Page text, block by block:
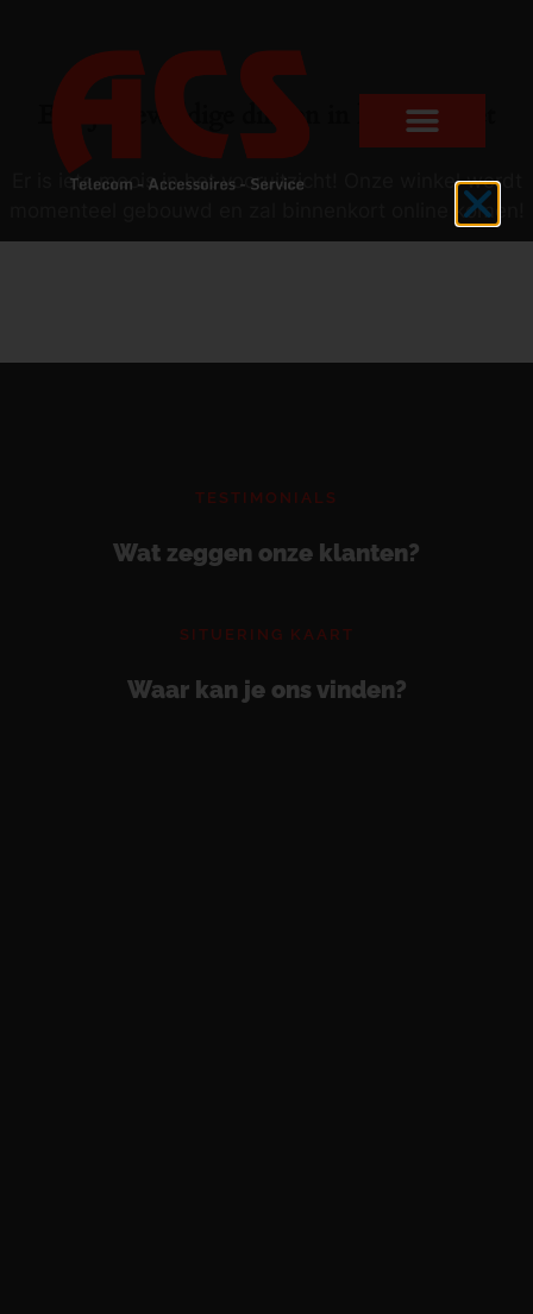
Er zijn geweldige dingen in het verschiet
Er is iets moois in het vooruitzicht! Onze winkel wordt
momenteel gebouwd en zal binnenkort online komen!
TESTIMONIALS
Wat zeggen onze klanten?
SITUERING KAART
Waar kan je ons vinden?